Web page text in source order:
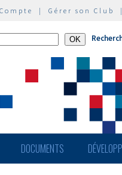
| Gérer son Club
DOCUMENTS